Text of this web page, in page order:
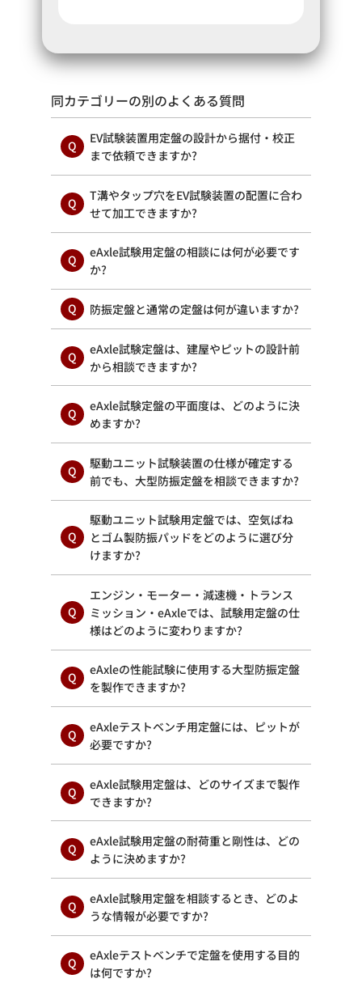
同カテゴリーの別のよくある質問
EV試験装置用定盤の設計から据付・校正
まで依頼できますか?
T溝やタップ穴をEV試験装置の配置に合わ
せて加工できますか?
eAxle試験用定盤の相談には何が必要です
か?
防振定盤と通常の定盤は何が違いますか?
eAxle試験定盤は、建屋やピットの設計前
から相談できますか?
eAxle試験定盤の平面度は、どのように決
めますか?
駆動ユニット試験装置の仕様が確定する
前でも、大型防振定盤を相談できますか?
駆動ユニット試験用定盤では、空気ばね
とゴム製防振パッドをどのように選び分
けますか?
エンジン・モーター・減速機・トランス
ミッション・eAxleでは、試験用定盤の仕
様はどのように変わりますか?
eAxleの性能試験に使用する大型防振定盤
を製作できますか?
eAxleテストベンチ用定盤には、ピットが
必要ですか?
eAxle試験用定盤は、どのサイズまで製作
できますか?
eAxle試験用定盤の耐荷重と剛性は、どの
ように決めますか?
eAxle試験用定盤を相談するとき、どのよ
うな情報が必要ですか?
eAxleテストベンチで定盤を使用する目的
は何ですか?